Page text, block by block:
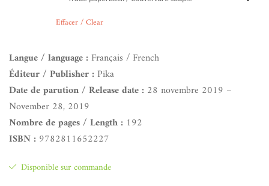
Effacer / Clear
Langue / language : Français / French
Éditeur / Publisher : Pika
Date de parution / Release date : 28 novembre 2019 –
November 28, 2019
Nombre de pages / Length : 192
ISBN : 9782811652227
Disponible sur commande